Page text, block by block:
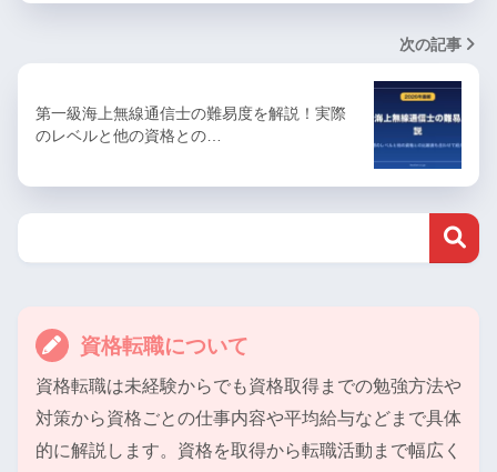
次の記事
第一級海上無線通信士の難易度を解説！実際
のレベルと他の資格との…
資格転職について
資格転職は未経験からでも資格取得までの勉強方法や
対策から資格ごとの仕事内容や平均給与などまで具体
的に解説します。資格を取得から転職活動まで幅広く